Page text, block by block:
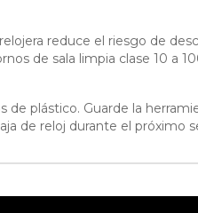
reduce el riesgo de
de sala limpia clase 10 a
plástico. Guarde la
de reloj durante el próximo